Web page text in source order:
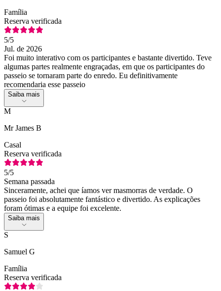
Família
Reserva verificada
5/5
Jul. de 2026
Foi muito interativo com os participantes e bastante divertido. Teve
algumas partes realmente engraçadas, em que os participantes do
passeio se tornaram parte do enredo. Eu definitivamente
recomendaria esse passeio
Saiba mais
M
Mr James B
Casal
Reserva verificada
5/5
Semana passada
Sinceramente, achei que íamos ver masmorras de verdade. O
passeio foi absolutamente fantástico e divertido. As explicações
foram ótimas e a equipe foi excelente.
Saiba mais
S
Samuel G
Família
Reserva verificada